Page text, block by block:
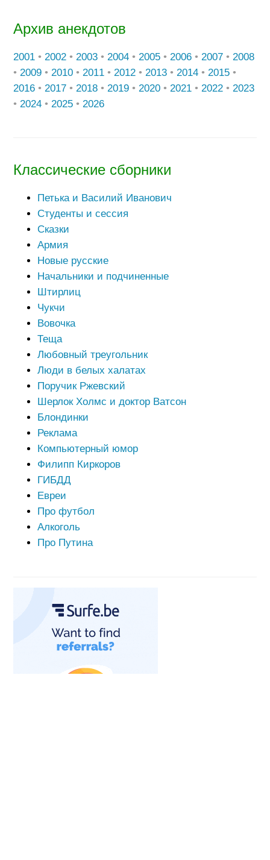
Архив анекдотов
2001 • 2002 • 2003 • 2004 • 2005 • 2006 • 2007 • 2008
• 2009 • 2010 • 2011 • 2012 • 2013 • 2014 • 2015 •
2016 • 2017 • 2018 • 2019 • 2020 • 2021 • 2022 • 2023
• 2024 • 2025 • 2026
Классические сборники
Петька и Василий Иванович
Студенты и сессия
Сказки
Армия
Новые русские
Начальники и подчиненные
Штирлиц
Чукчи
Вовочка
Теща
Любовный треугольник
Люди в белых халатах
Поручик Ржевский
Шерлок Холмс и доктор Ватсон
Блондинки
Реклама
Компьютерный юмор
Филипп Киркоров
ГИБДД
Евреи
Про футбол
Алкоголь
Про Путина